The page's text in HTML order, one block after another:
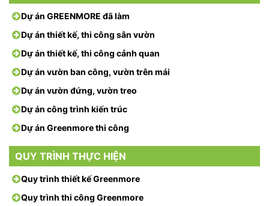
Dự án GREENMORE đã làm
Dự án thiết kế, thi công sân vườn
Dự án thiết kế, thi công cảnh quan
Dự án vườn ban công, vườn trên mái
Dự án vườn đứng, vườn treo
Dự án công trình kiến trúc
Dự án Greenmore thi công
QUY TRÌNH THỰC HIỆN
Quy trình thiết kế Greenmore
Quy trình thi công Greenmore